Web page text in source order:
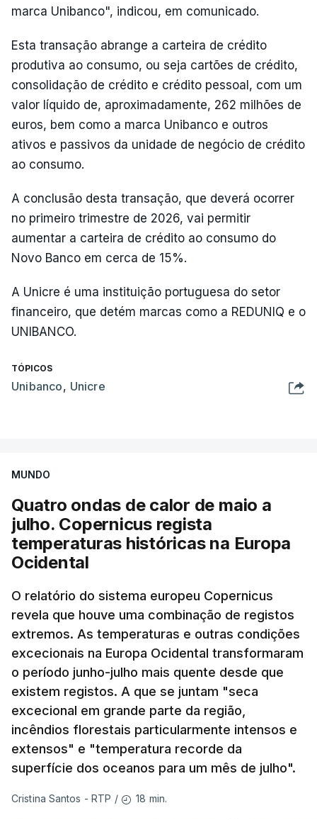
marca Unibanco", indicou, em comunicado.
Esta transação abrange a carteira de crédito
produtiva ao consumo, ou seja cartões de crédito,
consolidação de crédito e crédito pessoal, com um
valor líquido de, aproximadamente, 262 milhões de
euros, bem como a marca Unibanco e outros
ativos e passivos da unidade de negócio de crédito
ao consumo.
A conclusão desta transação, que deverá ocorrer
no primeiro trimestre de 2026, vai permitir
aumentar a carteira de crédito ao consumo do
Novo Banco em cerca de 15%.
A Unicre é uma instituição portuguesa do setor
financeiro, que detém marcas como a REDUNIQ e o
UNIBANCO.
TÓPICOS
Unibanco, Unicre
MUNDO
Quatro ondas de calor de maio a
julho. Copernicus regista
temperaturas históricas na Europa
Ocidental
O relatório do sistema europeu Copernicus
revela que houve uma combinação de registos
extremos. As temperaturas e outras condições
excecionais na Europa Ocidental transformaram
o período junho-julho mais quente desde que
existem registos. A que se juntam "seca
excecional em grande parte da região,
incêndios florestais particularmente intensos e
extensos" e "temperatura recorde da
superfície dos oceanos para um mês de julho".
Cristina Santos - RTP / 18 min.